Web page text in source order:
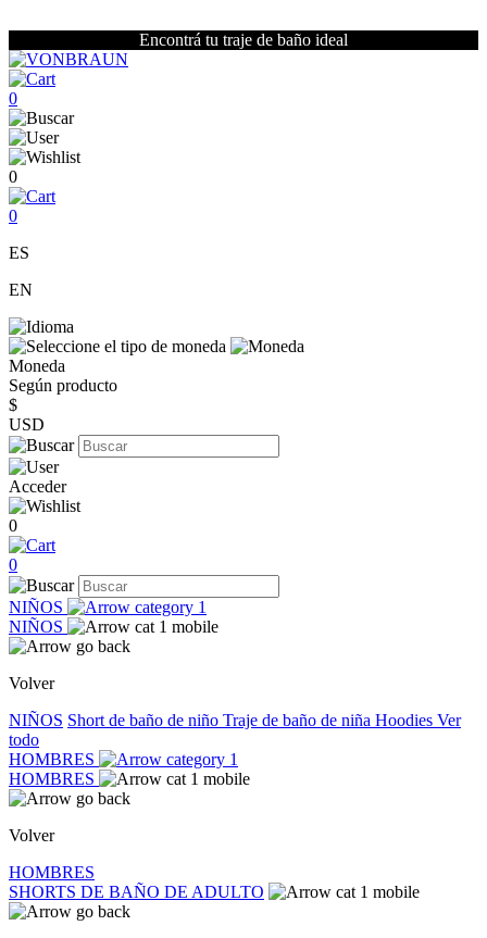
Encontrá tu traje de baño ideal
0
0
0
ES
EN
Moneda
Según producto
$
USD
Acceder
0
0
NIÑOS
NIÑOS
Volver
NIÑOS Short de baño de niño Traje de baño de niña Hoodies Ver
todo
HOMBRES
HOMBRES
Volver
HOMBRES
SHORTS DE BAÑO DE ADULTO